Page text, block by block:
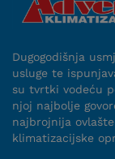
Dugogodišnja
usluge te
su tvrtki vodeću
njoj najbolje
najbrojnija
klimatizacijske